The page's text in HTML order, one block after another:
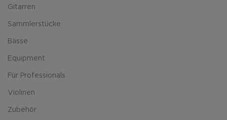
Gitarren
Sammlerstücke
Bässe
Equipment
Für Professionals
Violinen
Zubehör